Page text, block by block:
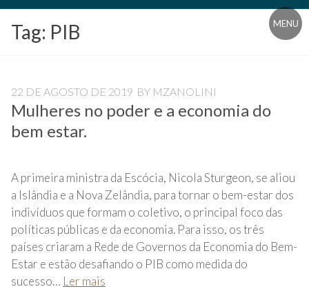
Blog
Universidade
Pampédia
MENU
Tag: PIB
22 DE AGOSTO DE 2019 BY MZANOLINI
Mulheres no poder e a economia do
bem estar.
A primeira ministra da Escócia, Nicola Sturgeon, se aliou
a Islândia e a Nova Zelândia, para tornar o bem-estar dos
indivíduos que formam o coletivo, o principal foco das
políticas públicas e da economia. Para isso, os três
países criaram a Rede de Governos da Economia do Bem-
Estar e estão desafiando o PIB como medida do
sucesso… Ler mais